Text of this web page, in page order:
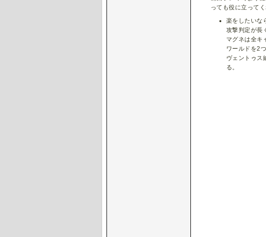
っても役に立ってく
楽をしたいな
攻撃判定が長
マグネは全キ
ワールドを2
ヴェントゥス
る。